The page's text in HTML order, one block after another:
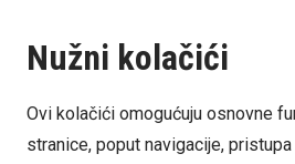
Nužni kolačići
Ovi kolačići omogućuju osnovne
stranice, poput navigacije,